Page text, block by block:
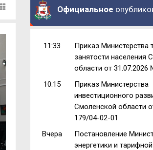
Официальное
11:33
Приказ Министерства
занятости населения
области от
10:15
Приказ Министерства
инвестиционного
Смоленской области
179/04-02-01
Вчера
Постановление
энергетики и